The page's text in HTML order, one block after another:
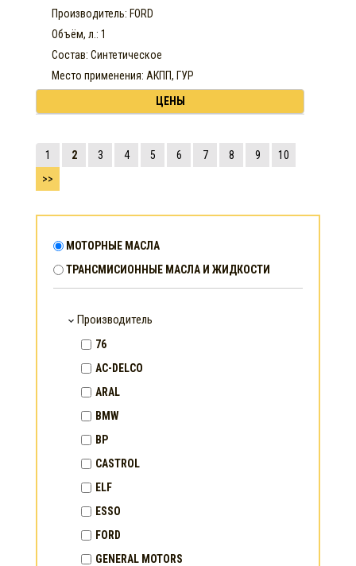
Производитель: FORD
Объём, л.: 1
Состав: Синтетическое
Место применения: АКПП, ГУР
ЦЕНЫ
1 2 3 4 5 6 7 8 9
10
>>
МОТОРНЫЕ МАСЛА
ТРАНСМИСИОННЫЕ МАСЛА И ЖИДКОСТИ
Производитель
76
AC-DELCO
ARAL
BMW
BP
CASTROL
ELF
ESSO
FORD
GENERAL MOTORS